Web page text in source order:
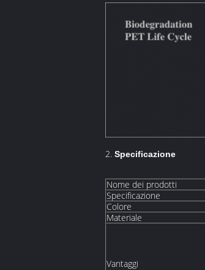
2. Specificazione
Nome dei prodotti
Specificazione
Colore
Materiale
Vantaggi